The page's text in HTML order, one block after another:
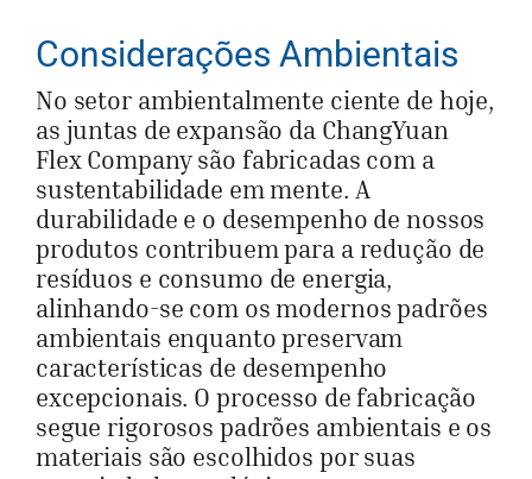
Considerações Ambientais
No setor ambientalmente ciente de hoje,
as juntas de expansão da ChangYuan
Flex Company são fabricadas com a
sustentabilidade em mente. A
durabilidade e o desempenho de nossos
produtos contribuem para a redução de
resíduos e consumo de energia,
alinhando-se com os modernos padrões
ambientais enquanto preservam
características de desempenho
excepcionais. O processo de fabricação
segue rigorosos padrões ambientais e os
materiais são escolhidos por suas